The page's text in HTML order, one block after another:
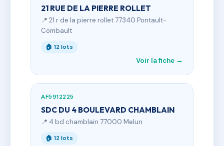
21 RUE DE LA PIERRE ROLLET
📍 21 r de la pierre rollet 77340 Pontault-
Combault
🏠 12 lots
Voir la fiche →
AF5912225
SDC DU 4 BOULEVARD CHAMBLAIN
📍 4 bd chamblain 77000 Melun
🏠 12 lots